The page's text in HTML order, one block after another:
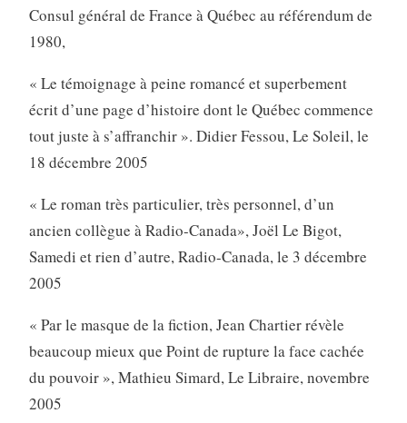
Consul général de France à Québec au référendum de
1980,
« Le témoignage à peine romancé et superbement
écrit d’une page d’histoire dont le Québec commence
tout juste à s’affranchir ». Didier Fessou, Le Soleil, le
18 décembre 2005
« Le roman très particulier, très personnel, d’un
ancien collègue à Radio-Canada», Joël Le Bigot,
Samedi et rien d’autre, Radio-Canada, le 3 décembre
2005
« Par le masque de la fiction, Jean Chartier révèle
beaucoup mieux que Point de rupture la face cachée
du pouvoir », Mathieu Simard, Le Libraire, novembre
2005